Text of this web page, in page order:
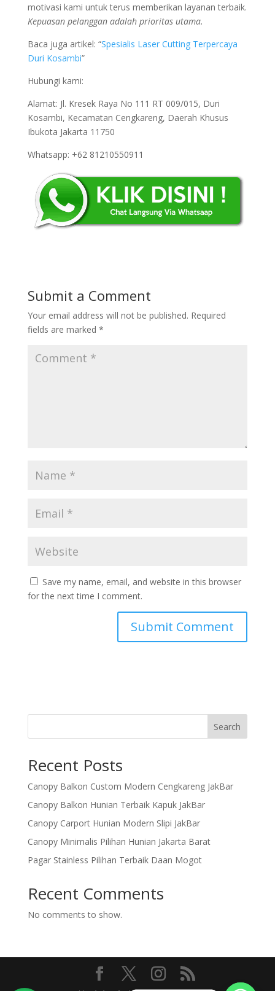
motivasi kami untuk terus memberikan layanan terbaik.
Kepuasan pelanggan adalah prioritas utama.
Baca juga artikel: “Spesialis Laser Cutting Terpercaya
Duri Kosambi”
Hubungi kami:
Alamat: Jl. Kresek Raya No 111 RT 009/015, Duri
Kosambi, Kecamatan Cengkareng, Daerah Khusus
Ibukota Jakarta 11750
Whatsapp: +62 81210550911
Submit a Comment
Your email address will not be published. Required
fields are marked *
Save my name, email, and website in this browser
for the next time I comment.
Search
Recent Posts
Canopy Balkon Custom Modern Cengkareng JakBar
Canopy Balkon Hunian Terbaik Kapuk JakBar
Canopy Carport Hunian Modern Slipi JakBar
Canopy Minimalis Pilihan Hunian Jakarta Barat
Pagar Stainless Pilihan Terbaik Daan Mogot
Recent Comments
No comments to show.